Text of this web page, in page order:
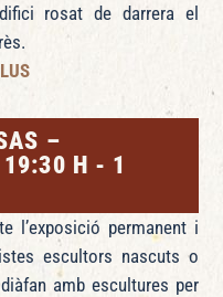
rosat de darrera el
–
19:30 H - 1
l’exposició permanent i
escultors nascuts o
amb escultures per